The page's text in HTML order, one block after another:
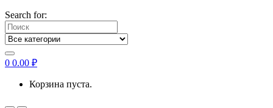
Search for:
0 0.00 ₽
Корзина пуста.